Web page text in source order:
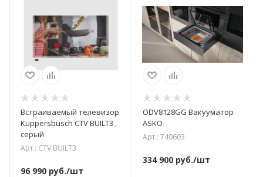
Встраиваемый телевизор
Kuppersbusch CTV BUILT3 ,
серый
Арт.: CTV BUILT3
96 990 руб./шт
ODV8128GG Вакууматор
ASKO
Арт.: 740603
334 900руб./шт